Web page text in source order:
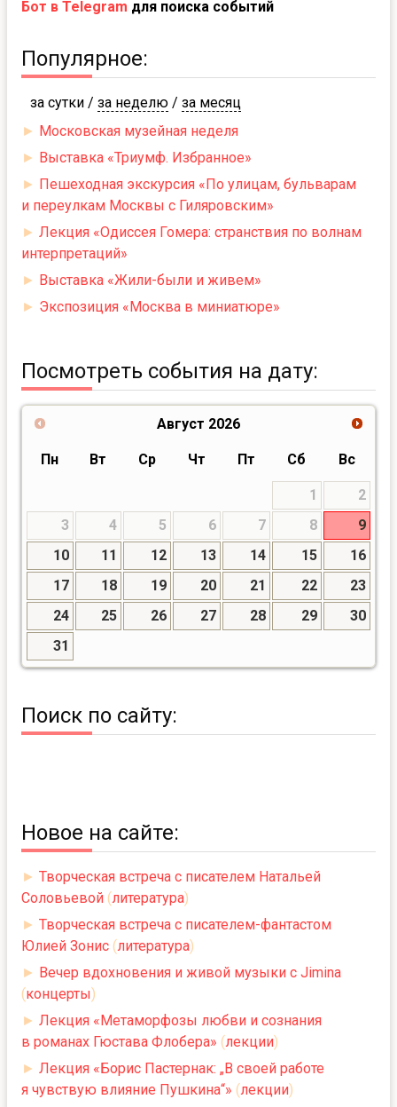
Бот в Telegram для поиска событий
Популярное:
за сутки / за неделю / за месяц
► Московская музейная неделя
► Выставка «Триумф. Избранное»
► Пешеходная экскурсия «По улицам, бульварам
и переулкам Москвы с Гиляровским»
► Лекция «Одиссея Гомера: странствия по волнам
интерпретаций»
► Выставка «Жили-были и живем»
► Экспозиция «Москва в миниатюре»
Посмотреть события на дату:
Август 2026
Пн Вт Ср Чт Пт Сб Вс
1
2
3
4 5 6 7 8
9
10
11 12 13 14 15
16
17
18 19 20 21 22
23
24
25 26 27 28 29
30
31
Поиск по сайту:
Новое на сайте:
► Творческая встреча с писателем Натальей
Соловьевой (литература)
► Творческая встреча с писателем-фантастом
Юлией Зонис (литература)
► Вечер вдохновения и живой музыки с Jimina
(концерты)
► Лекция «Метаморфозы любви и сознания
в романах Гюстава Флобера» (лекции)
► Лекция «Борис Пастернак: „В своей работе
я чувствую влияние Пушкина“» (лекции)